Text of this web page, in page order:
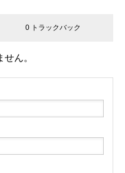
0 トラックバック
ん。